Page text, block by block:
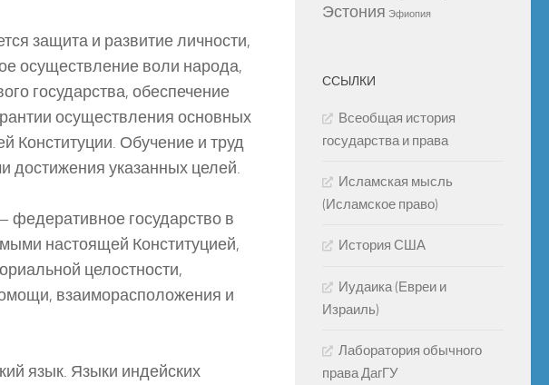
защита и развитие личности,
осуществление воли народа,
государства, обеспечение
осуществления основных
Конституции. Обучение и труд
указанных целей.
государство в
настоящей Конституцией,
целостности,
взаиморасположения и
язык. Языки индейских
Эстония Эфиопия
ССЫЛКИ
Всеобщая история
государства и права
Исламская мысль
(Исламское право)
История США
Иудаика (Евреи и
Израиль)
Лаборатория обычного
права ДагГУ